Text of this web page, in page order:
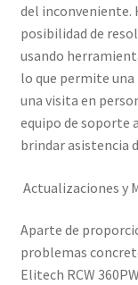
del
posibilidad de
usando
lo que permite
una visita en
equipo de soporte
brindar asistencia
Actualizaciones y
Aparte de
problemas
Elitech RCW